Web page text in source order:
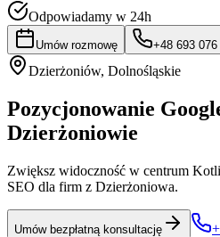
Odpowiadamy w 24h
Umów rozmowę +48 693 076
Dzierżoniów, Dolnośląskie
Pozycjonowanie
Dzierżoniowie
Zwiększ widoczność w centrum
SEO dla firm z Dzierżoniowa.
Umów bezpłatną konsultację